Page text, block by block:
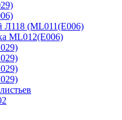
Л118 (ML011(E006)
ML012(E006)